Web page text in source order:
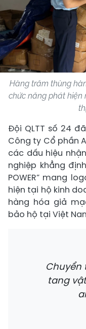
Hàng trăm thùng
chức năng phát hiện
Đội QLTT số 24
Công ty Cổ phần
các dấu hiệu
nghiệp khẳng
POWER” mang
hiện tại hộ kinh
hàng hóa giả
bảo hộ tại Việt
Chuyển
tang